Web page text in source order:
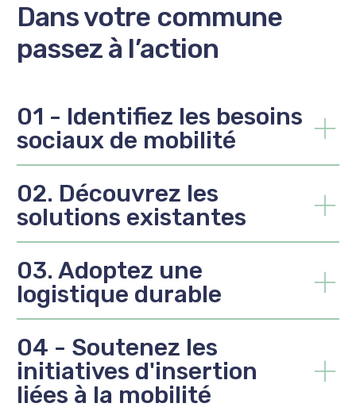
Dans votre commune
passez à l’action
01 - Identifiez les besoins
sociaux de mobilité
02. Découvrez les
solutions existantes
03. Adoptez une
logistique durable
04 - Soutenez les
initiatives d'insertion
liées à la mobilité